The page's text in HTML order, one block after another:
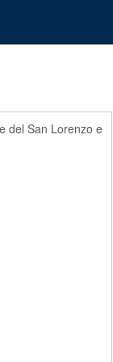
del San Lorenzo e